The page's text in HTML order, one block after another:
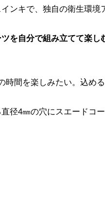
ンキで、独自の衛生環境
を自分で組み立てて楽し
時間を楽しみたい。込め
径4㎜の穴にスエードコ